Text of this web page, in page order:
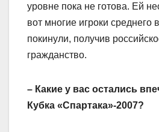
уровне пока не готова. Ей
вот многие игроки среднего
покинули, получив
гражданство.
– Какие у вас остались
Кубка «Спартака»-2007?